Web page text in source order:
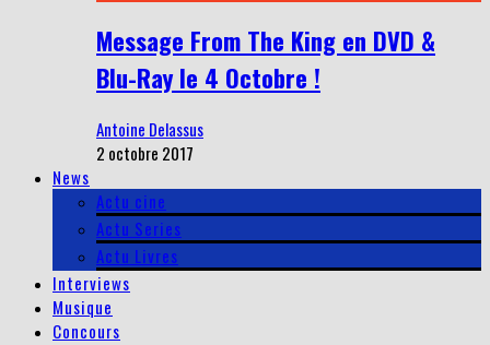
Message From The King en DVD &
Blu-Ray le 4 Octobre !
Antoine Delassus
2 octobre 2017
News
Actu cine
Actu Series
Actu Livres
Interviews
Musique
Concours